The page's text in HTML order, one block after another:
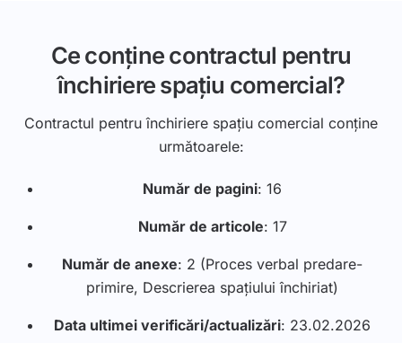
Ce conține contractul pentru
închiriere spațiu comercial?
Contractul pentru închiriere spațiu comercial conține
următoarele:
Număr de pagini: 16
Număr de articole: 17
Număr de anexe: 2 (Proces verbal predare-
primire, Descrierea spațiului închiriat)
Data ultimei verificări/actualizări: 23.02.2026